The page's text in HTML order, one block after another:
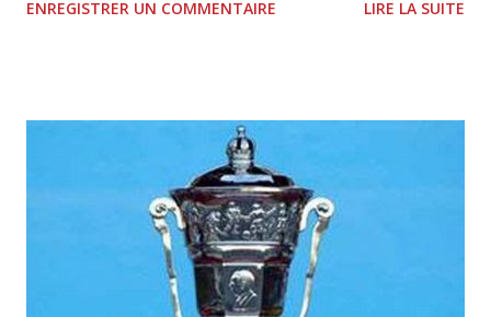
2, Badr Kachani a ouvert la marque à la 38e pour les
joueurs soussis, et ont réussi à mener au score à la dernière
minute du temps réglementaire grâce à un but de Mourad
Benchrifa. Son poursuivant direct le CRA de son coté a
chuté à domicile face à l'OCK sur le score de 0 - 2. La
bonne affaire de la semaine a été réalisée par le Moghreb
de Tetouan qui s'est hissé à la deuxième place après avoir
ENREGISTRER UN COMMENTAIRE LIRE LA SUITE